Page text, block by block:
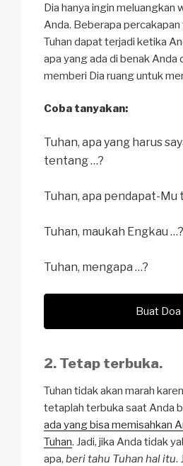
Dia hanya ingin meluangkan
Anda. Beberapa
Tuhan dapat terjadi ketika
apa yang ada di benak Anda
memberi Dia ruang untuk
Coba tanyakan:
Tuhan, apa yang harus
tentang …?
Tuhan, apa pendapat-Mu
Tuhan, maukah Engkau …?
Tuhan, mengapa …?
Buat Doa
2. Tetap terbuka.
Tuhan tidak akan marah
tetaplah terbuka saat Anda
ada yang bisa memisahkan
Tuhan. Jadi, jika Anda tidak
apa, beri tahu Tuhan hal itu.